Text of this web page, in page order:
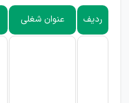
ردیف عنوان شغلی